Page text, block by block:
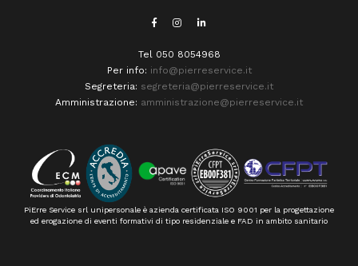
Tel 050 8054968
Per info: info@pierreservice.it
Segreteria: segreteria@pierreservice.it
Amministrazione: amministrazione@pierreservice.it
PiErre Service srl unipersonale è azienda certificata ISO 9001 per la progettazione
ed erogazione di eventi formativi di tipo residenziale e FAD in ambito sanitario